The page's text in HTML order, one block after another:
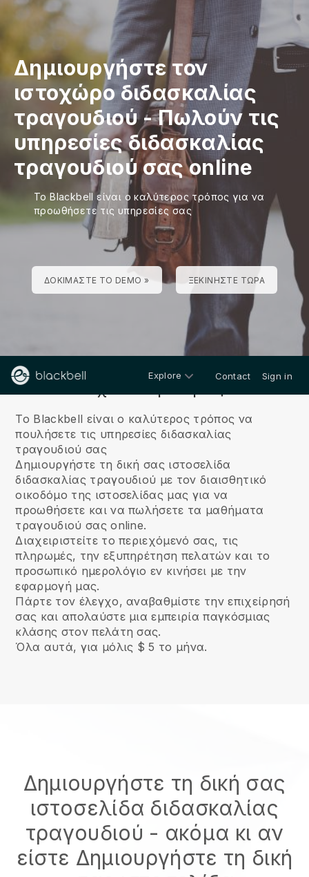
Δημιουργήστε τον
ιστοχώρο διδασκαλίας
τραγουδιού-Πωλούν τις
υπηρεσίες διδασκαλίας
τραγουδιού σας online
Το Blackbell είναι ο καλύτερος τρόπος για να
προωθήσετε τις υπηρεσίες σας
ΔΟΚΙΜΆΣΤΕ ΤΟ DEMO » ΞΕΚΙΝΉΣΤΕ ΤΏΡΑ
Explore Contact Sign in
Το Blackbell είναι ο καλύτερος τρόπος να
πουλήσετε τις υπηρεσίες διδασκαλίας
τραγουδιού σας
Δημιουργήστε τη δική σας ιστοσελίδα
διδασκαλίας τραγουδιού με τον διαισθητικό
οικοδόμο της ιστοσελίδας μας για να
προωθήσετε και να πωλήσετε τα μαθήματα
τραγουδιού σας online.
Διαχειριστείτε το περιεχόμενό σας, τις
πληρωμές, την εξυπηρέτηση πελατών και το
προσωπικό ημερολόγιο εν κινήσει με την
εφαρμογή μας.
Πάρτε τον έλεγχο, αναβαθμίστε την επιχείρησή
σας και απολαύστε μια εμπειρία παγκόσμιας
κλάσης στον πελάτη σας.
Όλα αυτά, για μόλις $ 5 το μήνα.
Δημιουργήστε τη δική σας
ιστοσελίδα διδασκαλίας
τραγουδιού - ακόμα κι αν
είστε Δημιουργήστε τη δική